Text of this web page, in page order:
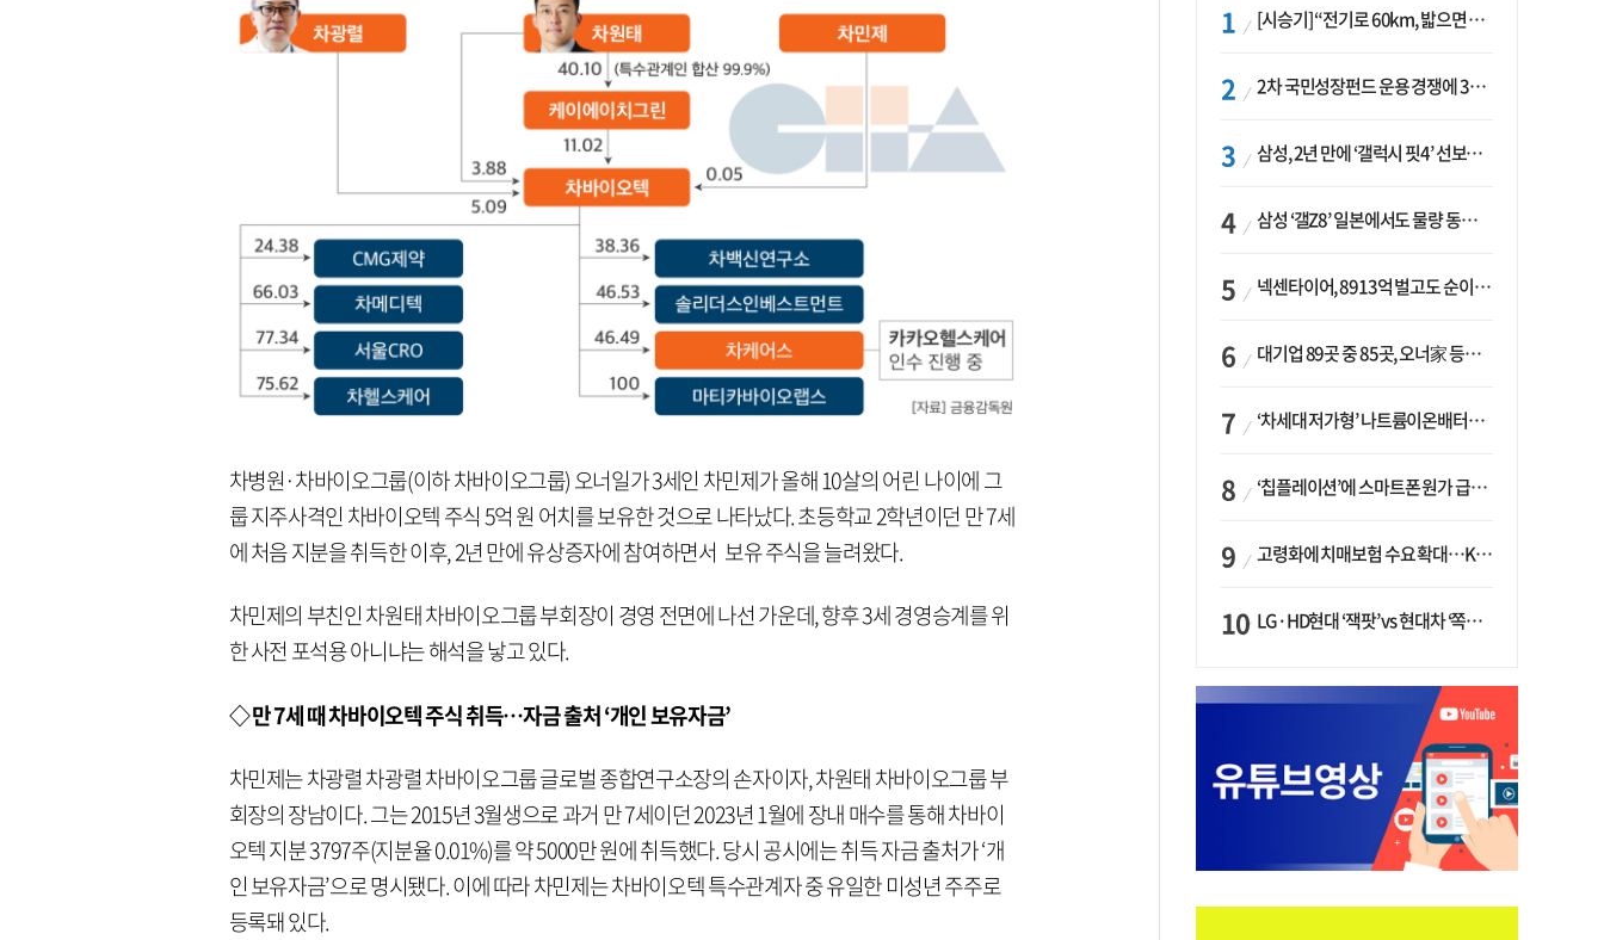
차병원·차바이오그룹(이하 차바이오그룹) 오너일가 3세인 차민제가 올해 10살의 어린 나이에 그
룹 지주사격인 차바이오텍 주식 5억 원 어치를 보유한 것으로 나타났다. 초등학교 2학년이던 만 7세
에 처음 지분을 취득한 이후, 2년 만에 유상증자에 참여하면서 보유 주식을 늘려왔다.
차민제의 부친인 차원태 차바이오그룹 부회장이 경영 전면에 나선 가운데, 향후 3세 경영승계를 위
한 사전 포석용 아니냐는 해석을 낳고 있다.
◇ 만 7세 때 차바이오텍 주식 취득…자금 출처 ‘개인 보유자금’
차민제는 차광렬 차광렬 차바이오그룹 글로벌 종합연구소장의 손자이자, 차원태 차바이오그룹 부
회장의 장남이다. 그는 2015년 3월생으로 과거 만 7세이던 2023년 1월에 장내 매수를 통해 차바이
오텍 지분 3797주(지분율 0.01%)를 약 5000만 원에 취득했다. 당시 공시에는 취득 자금 출처가 ‘개
인 보유자금’으로 명시됐다. 이에 따라 차민제는 차바이오텍 특수관계자 중 유일한 미성년 주주로
등록돼 있다.
[시승기] “전기로 60km, 밟으면 462마력”…볼보 XC60 T8의 두 얼굴
2차 국민성장펀드 운용 경쟁에 33개사 몰렸다…신한·하나 등 새 얼굴 대거 합류
삼성, 2년 만에 ‘갤럭시 핏4’ 선보이나…웨어러블 생태계 확장 ‘시동’
삼성 ‘갤Z8’ 일본에서도 물량 동났다…애플 참전 앞두고 선두 수성 ‘시험대’
넥센타이어, 8913억 벌고도 순이익 2억…유럽 세부담에 이익 증발
대기업 89곳 중 85곳, 오너家 등기임원 겸직…BS 46곳·SM 45곳 ‘족벌경영’ 고착화
‘차세대 저가형’ 나트륨이온배터리 시대 오나…LG화학·에코프로, 상용화 속도낸다
‘칩플레이션’에 스마트폰 원가 급등…삼성전자, ‘엑시노스’ 채택 확대하나
고령화에 치매보험 수요 확대…KB손보·삼성화재가 ‘시장 주도’
LG·HD현대 ‘잭팟’ vs 현대차 ‘쪽박’…글로벌 사모펀드, 韓 대기업 투자 ‘희비’